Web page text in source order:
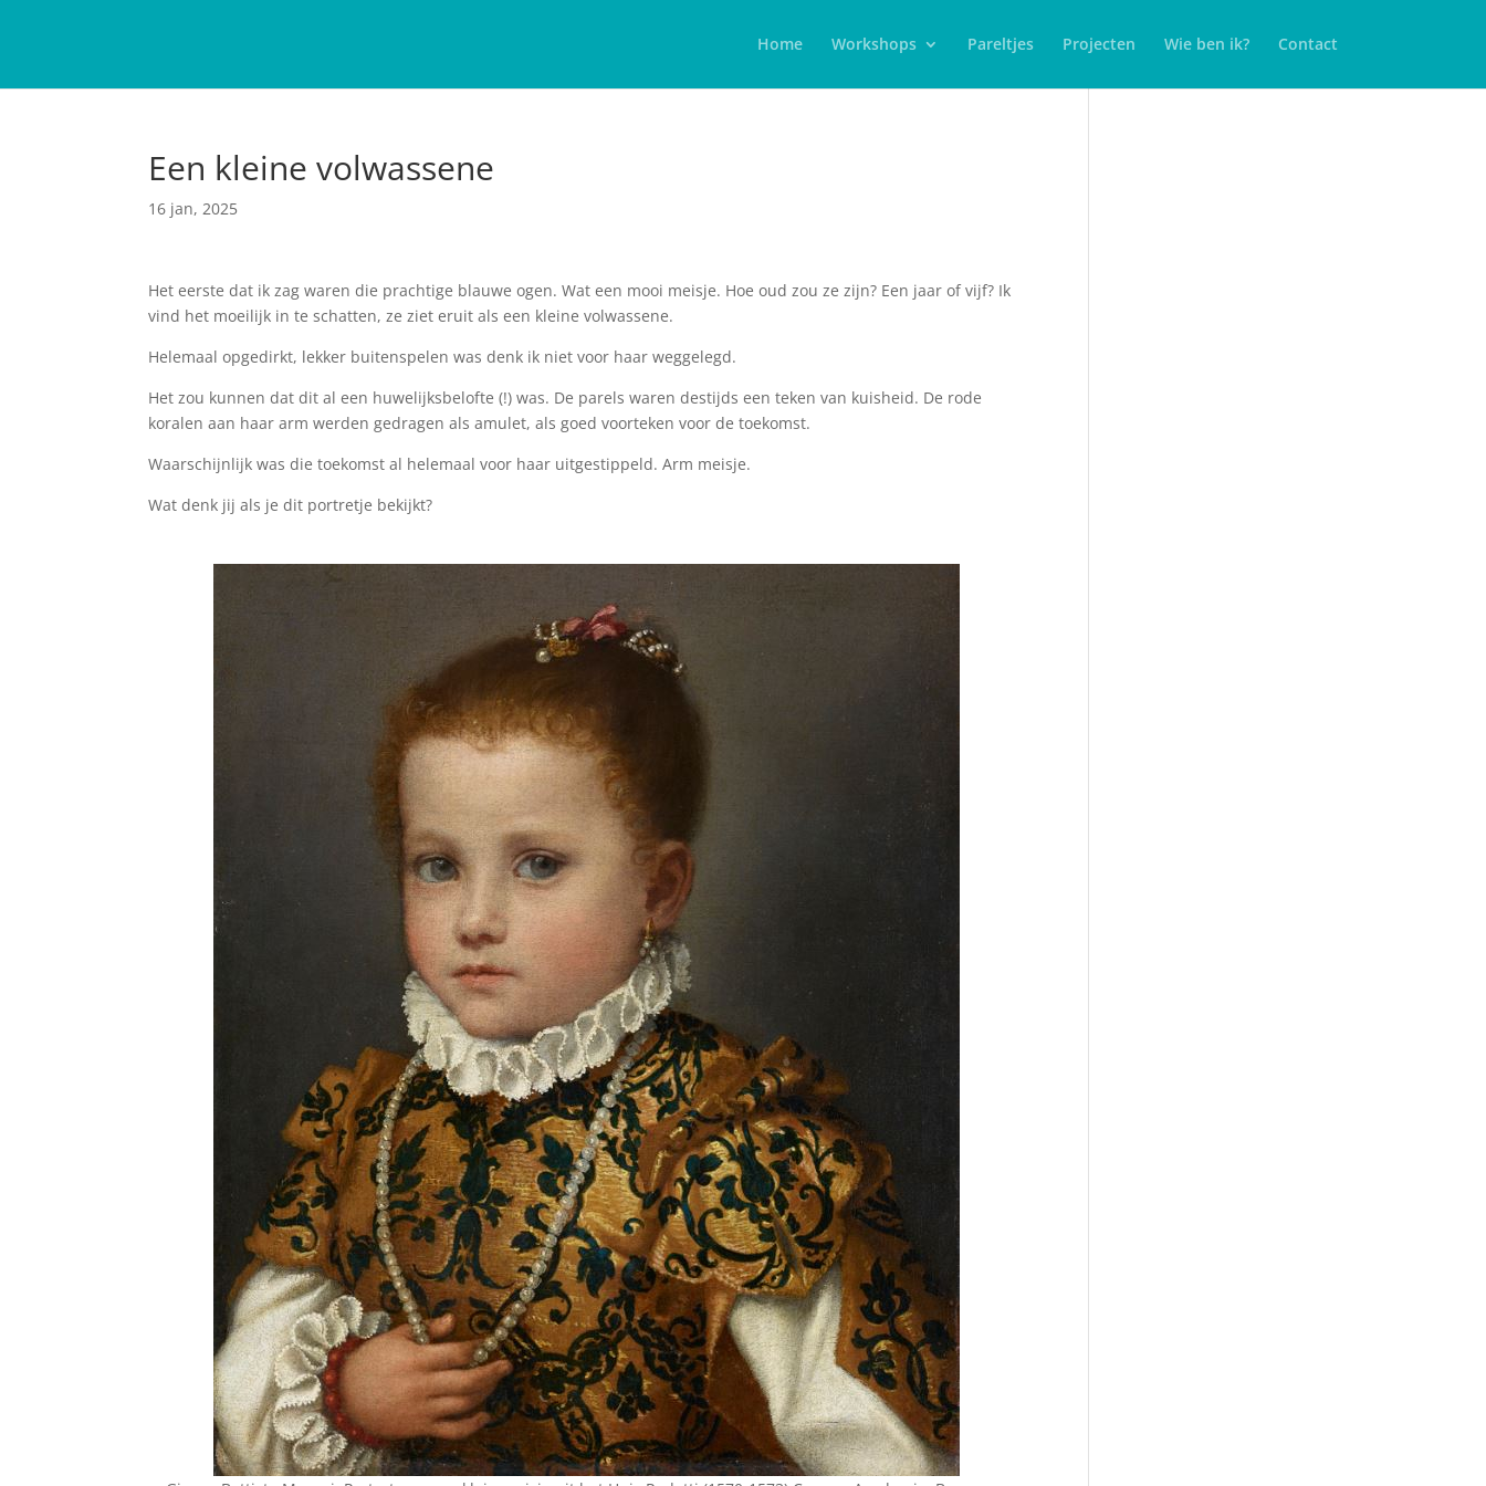
Home Workshops Pareltjes Projecten Wie ben ik? Contact
Een kleine volwassene
16 jan, 2025
Het eerste dat ik zag waren die prachtige blauwe ogen. Wat een mooi meisje. Hoe oud zou ze zijn? Een jaar of vijf? Ik
vind het moeilijk in te schatten, ze ziet eruit als een kleine volwassene.
Helemaal opgedirkt, lekker buitenspelen was denk ik niet voor haar weggelegd.
Het zou kunnen dat dit al een huwelijksbelofte (!) was. De parels waren destijds een teken van kuisheid. De rode
koralen aan haar arm werden gedragen als amulet, als goed voorteken voor de toekomst.
Waarschijnlijk was die toekomst al helemaal voor haar uitgestippeld. Arm meisje.
Wat denk jij als je dit portretje bekijkt?